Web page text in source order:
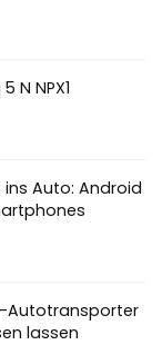
N NPX1
Auto: Android
Autotransporter
lassen